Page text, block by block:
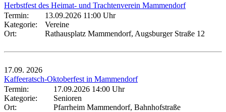
Herbstfest des Heimat- und Trachtenverein Mammendorf
Termin:
13.09.2026 11:00 Uhr
Kategorie:
Vereine
Ort:
Rathausplatz Mammendorf, Augsburger Straße 12
17.09. 2026
Kaffeeratsch-Oktoberfest in Mammendorf
Termin:
17.09.2026 14:00 Uhr
Kategorie:
Senioren
Ort:
Pfarrheim Mammendorf, Bahnhofstraße